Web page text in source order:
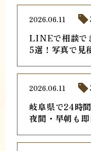
LINEで相談で
5選！写真で見
2026.06.11
岐阜県で24時
夜間・早朝も
2026.06.11